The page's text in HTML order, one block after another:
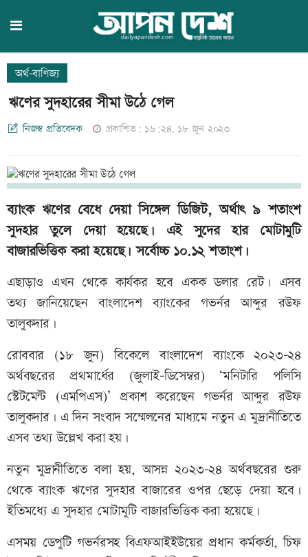
অর্থ-বাণিজ্য
ঋণের সুদহারের সীমা উঠে গেল
নিজস্ব প্রতিবেদক প্রকাশিত: ১৬:২৪, ১৮ জুন ২০২৩
ব্যাংক ঋণের বেধে দেয়া সিঙ্গেল ডিজিট, অর্থাৎ ৯ শতাংশ
সুদহার তুলে দেয়া হয়েছে। এই সুদের হার মোটামুটি
বাজারভিত্তিক করা হয়েছে। সর্বোচ্চ ১০.১২ শতাংশ।
এছাড়াও এখন থেকে কার্যকর হবে একক ডলার রেট। এসব
তথ্য জানিয়েছেন বাংলাদেশ ব্যাংকের গভর্নর আব্দুর রউফ
তালুকদার।
রোববার (১৮ জুন) বিকেলে বাংলাদেশ ব্যাংকে ২০২৩-২৪
অর্থবছরের প্রথমার্ধের (জুলাই-ডিসেম্বর) ‘মনিটারি পলিসি
স্টেটমেন্ট (এমপিএস)’ প্রকাশ করেছেন গভর্নর আব্দুর রউফ
তালুকদার। এ দিন সংবাদ সম্মেলনের মাধ্যমে নতুন এ মুদ্রানীতিতে
এসব তথ্য উল্লেখ করা হয়।
নতুন মুদ্রানীতিতে বলা হয়, আসন্ন ২০২৩-২৪ অর্থবছরের শুরু
থেকে ব্যাংক ঋণের সুদহার বাজারের ওপর ছেড়ে দেয়া হবে।
ইতিমধ্যে এ সুদহার মোটামুটি বাজারভিত্তিক করা হয়েছে।
এসময় ডেপুটি গভর্নরসহ বিএফআইইউয়ের প্রধান কর্মকর্তা, চিফ